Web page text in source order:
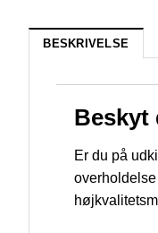
BESKRIVELSE
Beskyt
Er du på